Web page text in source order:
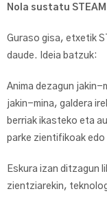
Nola sustatu
Guraso gisa, etxetik
daude. Ideia batzuk:
Anima dezagun jakin-
jakin-mina, galdera
berriak ikasteko eta
parke zientifikoak edo
Eskura izan ditzagun
zientziarekin,